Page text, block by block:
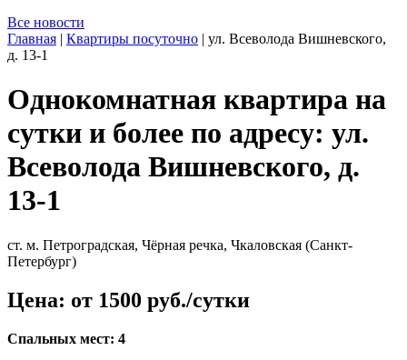
Все новости
Главная | Квартиры посуточно | ул. Всеволода Вишневского,
д. 13-1
Однокомнатная квартира на
сутки и более по адресу: ул.
Всеволода Вишневского, д.
13-1
ст. м. Петроградская, Чёрная речка, Чкаловская (Санкт-
Петербург)
Цена: от 1500 руб./сутки
Спальных мест: 4